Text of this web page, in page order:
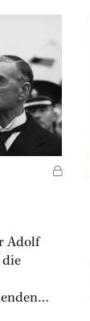
Adolf